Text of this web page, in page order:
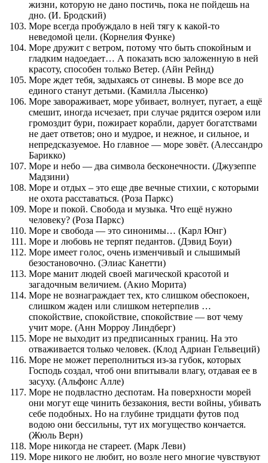
жизни, которую не дано постичь, пока не пойдешь на
дно. (И. Бродский)
Море всегда пробуждало в ней тягу к какой-то
неведомой цели. (Корнелия Функе)
Море дружит с ветром, потому что быть спокойным и
гладким надоедает… А показать всю заложенную в ней
красоту, способен только Ветер. (Айн Рейнд)
Море ждет тебя, задыхаясь от синевы. В море все до
единого станут детьми. (Камилла Лысенко)
Море завораживает, море убивает, волнует, пугает, а ещё
смешит, иногда исчезает, при случае рядится озером или
громоздит бури, пожирает корабли, дарует богатствами
не дает ответов; оно и мудрое, и нежное, и сильное, и
непредсказуемое. Но главное — море зовёт. (Алессандро
Барикко)
Море и небо — два символа бесконечности. (Джузеппе
Мадзини)
Море и отдых – это еще две вечные стихии, с которыми
не охота расставаться. (Роза Паркс)
Море и покой. Свобода и музыка. Что ещё нужно
человеку? (Роза Паркс)
Море и свобода — это синонимы… (Карл Юнг)
Море и любовь не терпят педантов. (Дэвид Боуи)
Море имеет голос, очень изменчивый и слышимый
безостановочно. (Элиас Канетти)
Море манит людей своей магической красотой и
загадочным величием. (Акио Морита)
Море не вознаграждает тех, кто слишком обеспокоен,
слишком жаден или слишком нетерпелив …
спокойствие, спокойствие, спокойствие — вот чему
учит море. (Анн Морроу Линдберг)
Море не выходит из предписанных границ. На это
отваживается только человек. (Клод Адриан Гельвеций)
Море не может переполниться из-за губок, которых
Господь создал, чтоб они впитывали влагу, отдавая ее в
засуху. (Альфонс Алле)
Море не подвластно деспотам. На поверхности морей
они могут еще чинить беззакония, вести войны, убивать
себе подобных. Но на глубине тридцати футов под
водою они бессильны, тут их могущество кончается.
(Жюль Верн)
Море никогда не стареет. (Марк Леви)
Море никого не любит, но возле него многие чувствуют